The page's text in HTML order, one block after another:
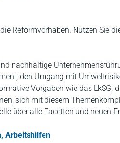
Reformvorhaben. Nutzen Sie
nachhaltige
den Umgang mit
Vorgaben wie das LkSG,
sich mit diesem
über alle Facetten und neuen
Arbeitshilfen